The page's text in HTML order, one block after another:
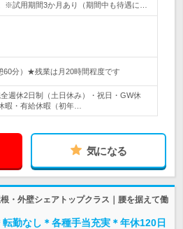
※試用期間3か月あり（期間中も待遇に…
60分）★残業は月20時間程度です
週休2日制（土日休み）・祝日・GW休
暇・有給休暇（初年…
気になる
・外壁シェアトップクラス｜腰を据えて働
勤なし＊各種手当充実＊年休120日